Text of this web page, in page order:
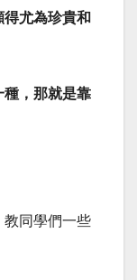
尤為珍貴和
種，那就是靠
同學們一些